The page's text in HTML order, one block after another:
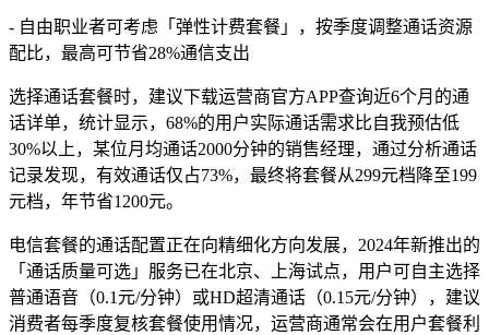
- 自由职业者可考虑「弹性计费套餐」，按季度调整通话资源
配比，最高可节省28%通信支出
选择通话套餐时，建议下载运营商官方APP查询近6个月的通
话详单，统计显示，68%的用户实际通话需求比自我预估低
30%以上，某位月均通话2000分钟的销售经理，通过分析通话
记录发现，有效通话仅占73%，最终将套餐从299元档降至199
元档，年节省1200元。
电信套餐的通话配置正在向精细化方向发展，2024年新推出的
「通话质量可选」服务已在北京、上海试点，用户可自主选择
普通语音（0.1元/分钟）或HD超清通话（0.15元/分钟），建议
消费者每季度复核套餐使用情况，运营商通常会在用户套餐利